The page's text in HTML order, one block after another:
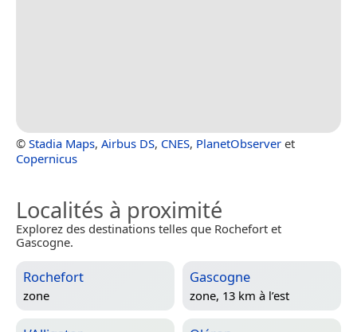
© Stadia Maps, Airbus DS, CNES, PlanetObserver et
Copernicus
Localités à proximité
Explorez des destinations telles que Rochefort et
Gascogne.
Rochefort
zone
Gascogne
zone, 13 km à l’est